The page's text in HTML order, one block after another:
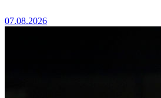
07.08.2026